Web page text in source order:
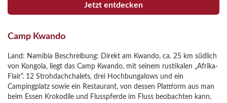
Jetzt entdecken
Camp Kwando
Land: Namibia Beschreibung: Direkt am Kwando, ca. 25 km südlich
von Kongola, liegt das Camp Kwando, mit seinem rustikalen „Afrika-
Flair“. 12 Strohdachchalets, drei Hochbungalows und ein
Campingplatz sowie ein Restaurant, von dessen Plattform aus man
beim Essen Krokodile und Flusspferde im Fluss beobachten kann,